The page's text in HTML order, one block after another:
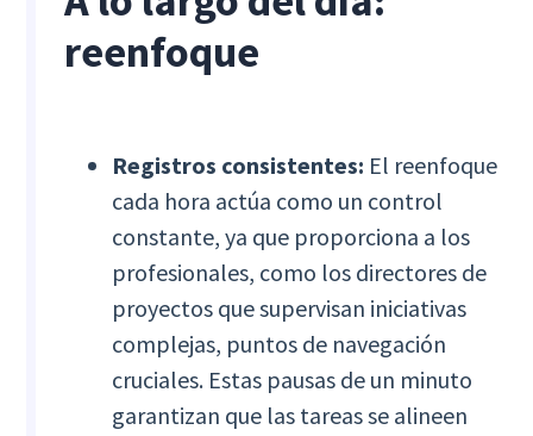
reenfoque
Registros consistentes: El reenfoque
cada hora actúa como un control
constante, ya que proporciona a los
profesionales, como los directores de
proyectos que supervisan iniciativas
complejas, puntos de navegación
cruciales. Estas pausas de un minuto
garantizan que las tareas se alineen